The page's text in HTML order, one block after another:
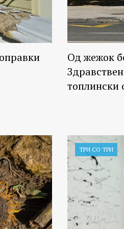
Од жежок
топлински
ТРИ СО ТРИ